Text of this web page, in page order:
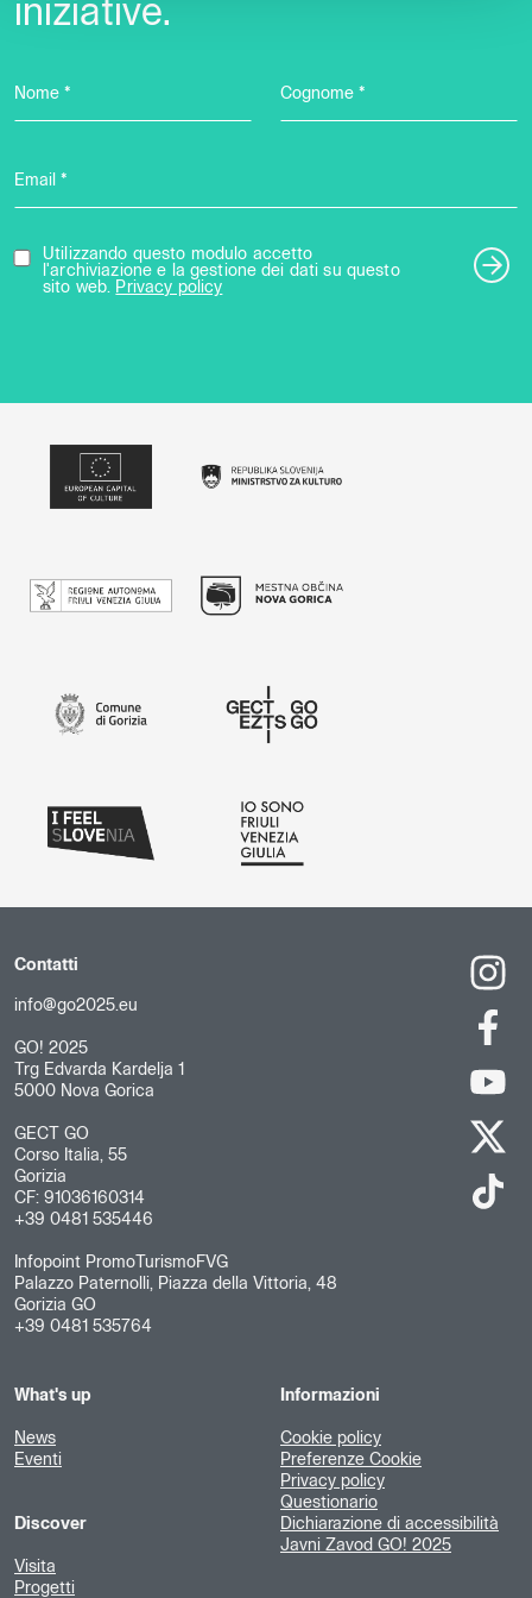
iniziative.
Nome * Cognome *
Email *
Utilizzando questo modulo accetto
l'archiviazione e la gestione dei dati su questo
sito web.
Privacy policy
Contatti
info@go2025.eu
GO! 2025
Trg Edvarda Kardelja 1
5000 Nova Gorica
GECT GO
Corso Italia, 55
Gorizia
CF: 91036160314
+39 0481 535446
Infopoint PromoTurismoFVG
Palazzo Paternolli, Piazza della Vittoria, 48
Gorizia GO
+39 0481 535764
What's up
News
Eventi
Discover
Visita
Progetti
Informazioni
Cookie policy
Preferenze Cookie
Privacy policy
Questionario
Dichiarazione di accessibilità
Javni Zavod GO! 2025